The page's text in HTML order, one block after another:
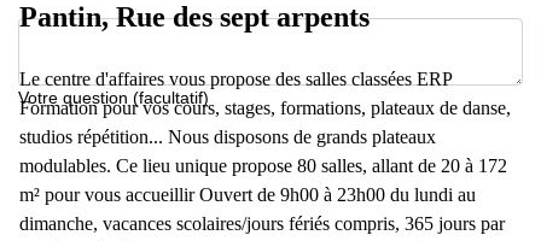
Votre question (facultatif)
Pantin, Rue des sept arpents
Le centre d'affaires vous propose des salles classées ERP
Formation pour vos cours, stages, formations, plateaux de danse,
studios répétition... Nous disposons de grands plateaux
modulables. Ce lieu unique propose 80 salles, allant de 20 à 172
m² pour vous accueillir Ouvert de 9h00 à 23h00 du lundi au
dimanche, vacances scolaires/jours fériés compris, 365 jours par